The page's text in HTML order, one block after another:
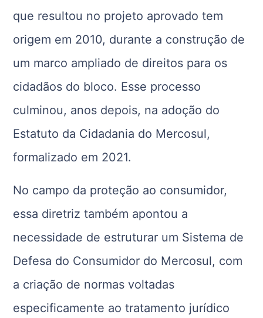
que resultou no projeto aprovado tem
origem em 2010, durante a construção de
um marco ampliado de direitos para os
cidadãos do bloco. Esse processo
culminou, anos depois, na adoção do
Estatuto da Cidadania do Mercosul,
formalizado em 2021.
No campo da proteção ao consumidor,
essa diretriz também apontou a
necessidade de estruturar um Sistema de
Defesa do Consumidor do Mercosul, com
a criação de normas voltadas
especificamente ao tratamento jurídico